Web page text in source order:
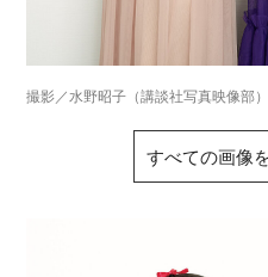
撮影／水野昭子（講談社写真映像部）
すべての画像